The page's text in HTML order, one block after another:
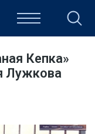
КУЛЬТУРА
Кепка»
Лужкова